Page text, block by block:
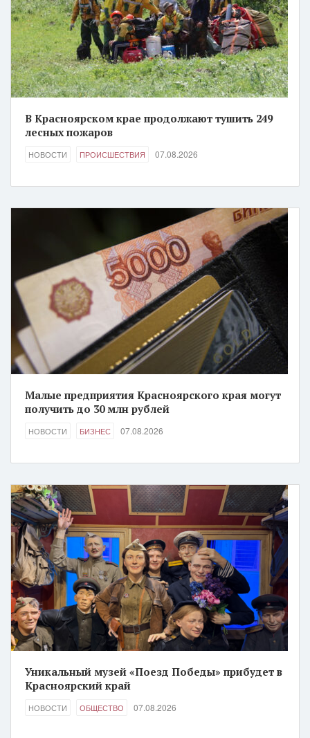
В Красноярском крае продолжают тушить 249
лесных пожаров
НОВОСТИ ПРОИСШЕСТВИЯ 07.08.2026
Малые предприятия Красноярского края могут
получить до 30 млн рублей
НОВОСТИ БИЗНЕС 07.08.2026
Уникальный музей «Поезд Победы» прибудет в
Красноярский край
НОВОСТИ ОБЩЕСТВО 07.08.2026